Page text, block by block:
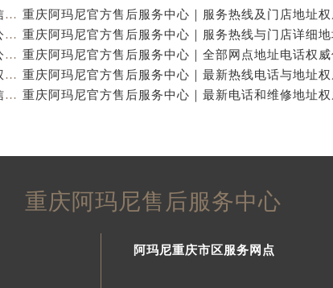
重庆阿玛尼官方售后服务中心｜全新热线及维修地址权威信息公示（2026年7月最新）
重庆阿玛尼官方售后服务中心｜地址及服务电话权威信息公示（2026年7月最新）
重庆阿玛尼官方售后服务中心｜网点地址与热线权威信息公示（2026年7月最新）
重庆阿玛尼官方售后服务中心｜最新维修地址及官方电话权威信息公示（2026年7月最新）
重庆阿玛尼官方售后服务中心｜全新电话和网点地址权威信息公示（2026年7月最新）
重庆阿玛尼售后服务中心
阿玛尼重庆市区服务网点